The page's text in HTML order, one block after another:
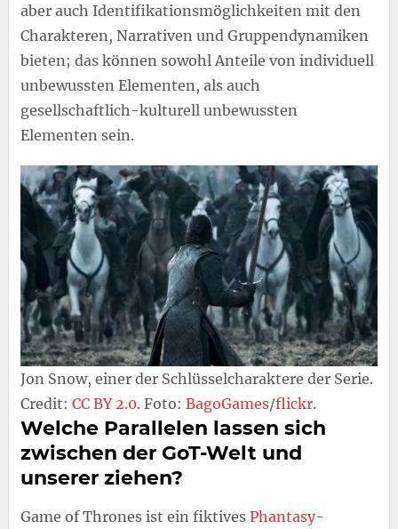
aber auch Identifikationsmöglichkeiten mit den
Charakteren, Narrativen und Gruppendynamiken
bieten; das können sowohl Anteile von individuell
unbewussten Elementen, als auch
gesellschaftlich-kulturell unbewussten
Elementen sein.
Jon Snow, einer der Schlüsselcharaktere der Serie.
Credit: CC BY 2.0. Foto: BagoGames/flickr.
Welche Parallelen lassen sich
zwischen der GoT-Welt und
unserer ziehen?
Game of Thrones ist ein fiktives Phantasy-